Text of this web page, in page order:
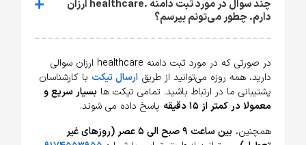
چند سوال در مورد ثبت دامنه .healthcare ارزان
دارم. چطور می‌تونم بپرسم؟
در صورتی که در مورد ثبت دامنه healthcare ارزان سوالی
دارید، همه روزه می‌توانید از طریق ارسال تیکت با کارشناسان
پشتیبانی ما در ارتباط باشید. تمامی تیکت ها بسیار سریع و
معمولا در کمتر از ۱۵ دقیقه
پاسخ داده می شوند.
همچنین،
بین ساعت ۹ صبح الی ۵ عصر (روزهای غیر